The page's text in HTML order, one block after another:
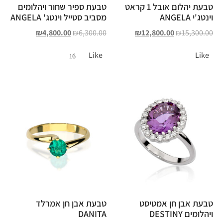
טבעת יהלום אובל 1 קראט
וינטג'י ANGELA
₪15,300.00
₪12,800.00
Like
טבעת ספיר שחור ויהלומים
מסביב סטייל וינטג' ANGELA
₪6,300.00
₪4,800.00
Like
16
טבעת אבן חן אמטיסט
ויהלומים DESTINY
טבעת אבן חן אמרלד
DANITA